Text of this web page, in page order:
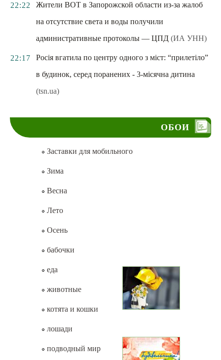
22:22
Жители ВОТ в Запорожской области из-за жалоб
на отсутствие света и воды получили
административные протоколы — ЦПД (ИА УНН)
22:17
Росія вгатила по центру одного з міст: “прилетіло”
в будинок, серед поранених - 3-місячна дитина
(tsn.ua)
ОБОИ
Заставки для мобильного
Зима
Весна
Лето
Осень
бабочки
еда
животные
котята и кошки
лошади
подводный мир